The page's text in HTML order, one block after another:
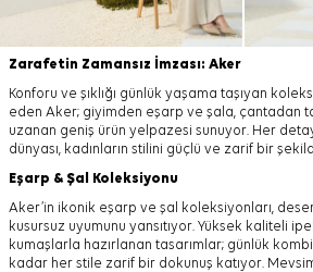
Zarafetin Zamansız İmzası: Aker
Konforu ve şıklığı günlük yaşama taşıyan
eden Aker; giyimden eşarp ve şala, çantadan
uzanan geniş ürün yelpazesi sunuyor. Her
dünyası, kadınların stilini güçlü ve zarif bir
Eşarp & Şal Koleksiyonu
Aker’in ikonik eşarp ve şal koleksiyonları,
kusursuz uyumunu yansıtıyor. Yüksek kaliteli
kumaşlarla hazırlanan tasarımlar; günlük
kadar her stile zarif bir dokunuş katıyor.